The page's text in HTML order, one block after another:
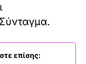
επίσης: